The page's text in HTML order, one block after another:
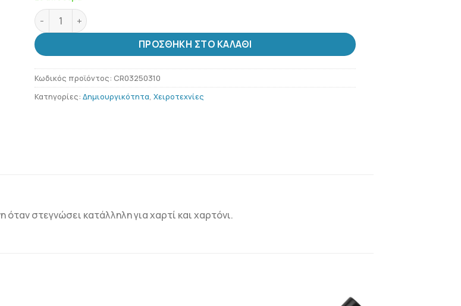
Κόλλα UHU STICK MAGIC BLUE 8,2gr 1+1 ποσότητα
ΠΡΟΣΘΉΚΗ ΣΤΟ ΚΑΛΆΘΙ
Κωδικός προϊόντος: CR03250310
Κατηγορίες: Δημιουργικότητα, Χειροτεχνίες
στεγνώσει κατάλληλη για χαρτί και χαρτόνι.